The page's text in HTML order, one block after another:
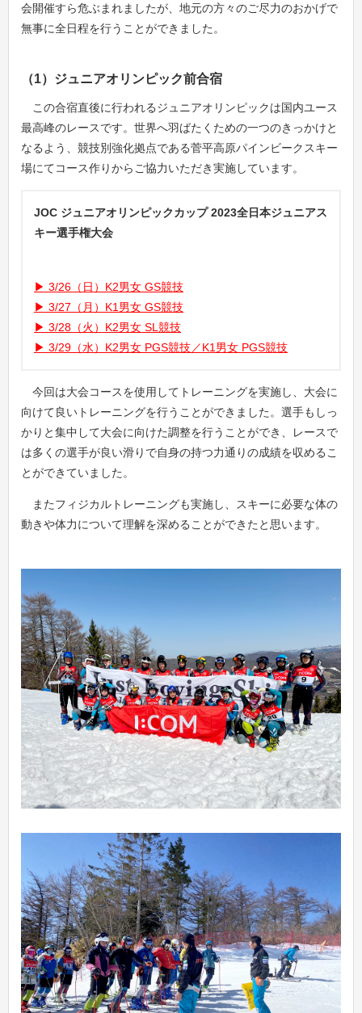
会開催すら危ぶまれましたが、地元の方々のご尽力のおかげで
無事に全日程を行うことができました。
（1）ジュニアオリンピック前合宿
この合宿直後に行われるジュニアオリンピックは国内ユース
最高峰のレースです。世界へ羽ばたくための一つのきっかけと
なるよう、競技別強化拠点である菅平高原パインビークスキー
場にてコース作りからご協力いただき実施しています。
JOC ジュニアオリンピックカップ 2023全日本ジュニアス
キー選手権大会
3/26（日）K2男女 GS競技
3/27（月）K1男女 GS競技
3/28（火）K2男女 SL競技
3/29（水）K2男女 PGS競技／K1男女 PGS競技
今回は大会コースを使用してトレーニングを実施し、大会に
向けて良いトレーニングを行うことができました。選手もしっ
かりと集中して大会に向けた調整を行うことができ、レースで
は多くの選手が良い滑りで自身の持つ力通りの成績を収めるこ
とができていました。
またフィジカルトレーニングも実施し、スキーに必要な体の
動きや体力について理解を深めることができたと思います。